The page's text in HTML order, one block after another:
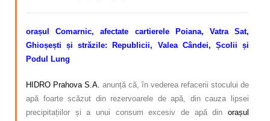
orașul Comarnic, afectate cartierele Poiana, Vatra Sat,
Ghioșești și străzile: Republicii, Valea Cândei, Școlii și
Podul Lung
HIDRO Prahova S.A. anunță că, în vederea refacerii stocului de
apă foarte scăzut din rezervoarele de apă, din cauza lipsei
precipitațiilor și a unui consum excesiv de apă din orașul